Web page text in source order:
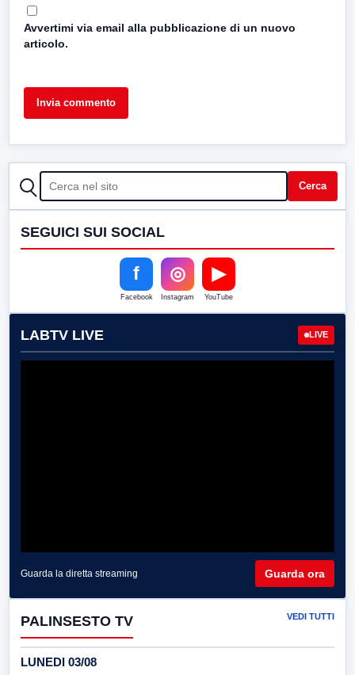
Avvertimi via email alla pubblicazione di un nuovo
articolo.
CERCA Cerca
SEGUICI SUI SOCIAL
f
Facebook
◎
Instagram
▶
YouTube
LABTV LIVE LIVE
Guarda la diretta streaming Guarda ora
PALINSESTO TV VEDI TUTTI
LUNEDI 03/08